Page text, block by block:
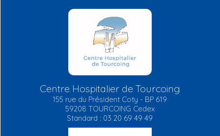
Centre Hospitalier de Tourcoing
155 rue du Président Coty - BP 619
59208 TOURCOING Cedex
Standard : 03 20 69 49 49